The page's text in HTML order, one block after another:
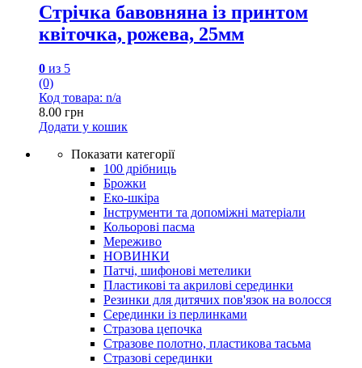
Стрічка бавовняна із принтом
квіточка, рожева, 25мм
0 из 5
(0)
Код товара: n/a
8.00 грн
Додати у кошик
Показати категорії
100 дрібниць
Брожки
Еко-шкіра
Інструменти та допоміжні матеріали
Кольорові пасма
Мереживо
НОВИНКИ
Патчі, шифонові метелики
Пластикові та акрилові серединки
Резинки для дитячих пов'язок на волосся
Серединки із перлинками
Стразова цепочка
Стразове полотно, пластикова тасьма
Стразові серединки